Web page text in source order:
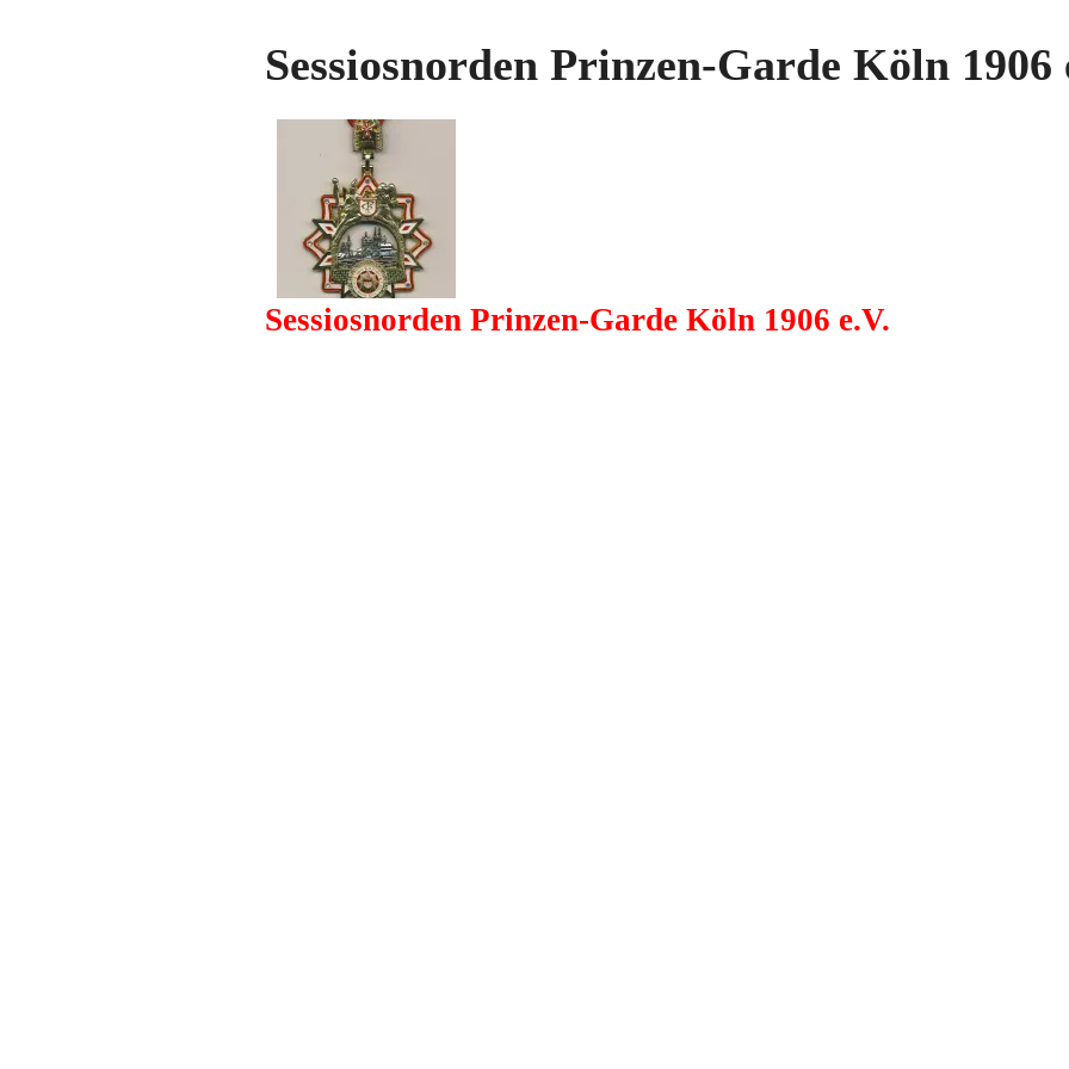
Sessiosnorden Prinzen-Garde Köln 1906
Sessiosnorden Prinzen-Garde Köln 1906 e.V.